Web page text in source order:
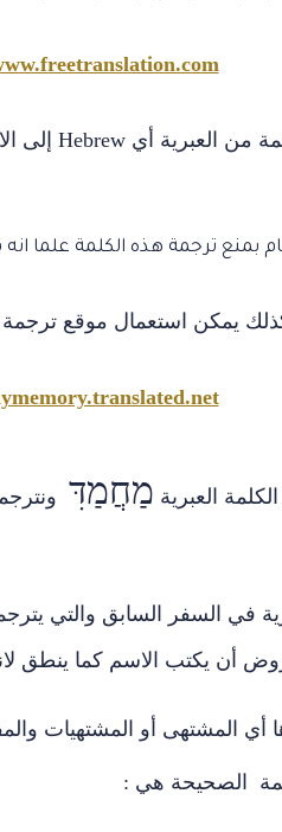
من العبرية أيHebrew إلى
بمنع ترجمة هذه الكلمة علما
يمكن استعمال موقع
العبرية מַחֲמַדִּ
في السفر السابق والتي
أن يكتب الاسم كما ينطق
أي المشتهى أو المشتهيات
الصحيحة هي :